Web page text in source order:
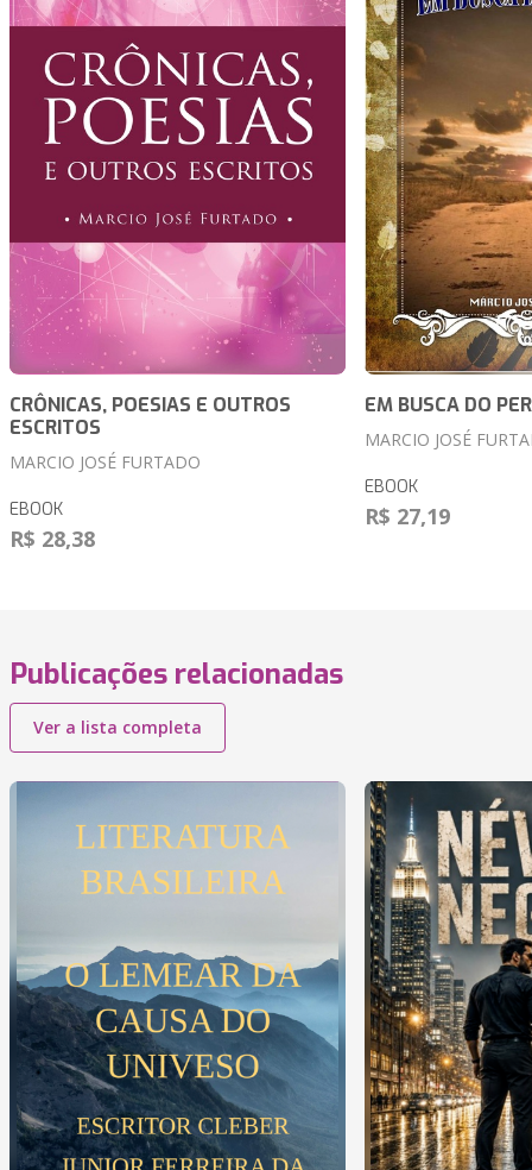
CRÔNICAS, POESIAS E OUTROS
ESCRITOS
MARCIO JOSÉ FURTADO
EBOOK
R$ 28,38
EM BUSCA DO
MARCIO JOSÉ
EBOOK
R$ 27,19
Publicações relacionadas
Ver a lista completa